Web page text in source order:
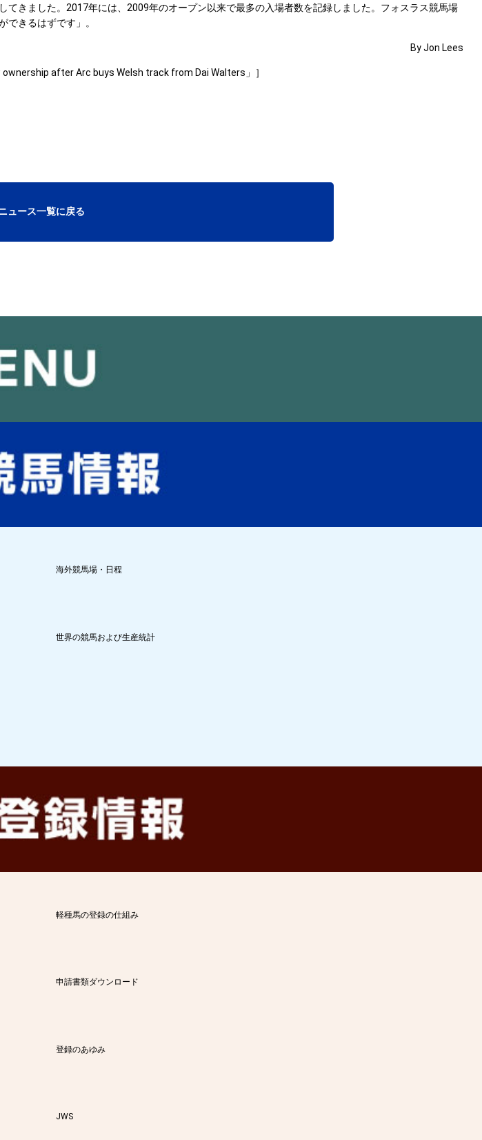
きました。2017年には、2009年のオープン以来で最多の入場者数を記録しました。フォスラス競馬場
できるはずです」。
By Jon Lees
after Arc buys Welsh track from Dai Walters」］
ュース一覧に戻る
海外競馬場・日程
世界の競馬および生産統計
軽種馬の登録の仕組み
申請書類ダウンロード
登録のあゆみ
JWS